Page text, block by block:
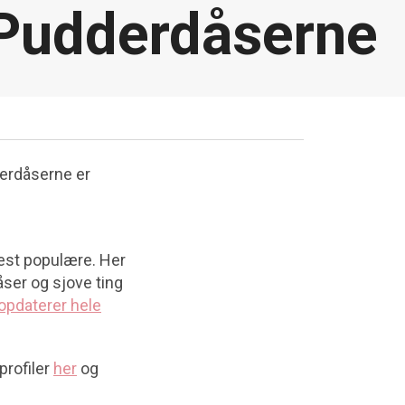
er
populære. Her
og sjove ting
hele
her og